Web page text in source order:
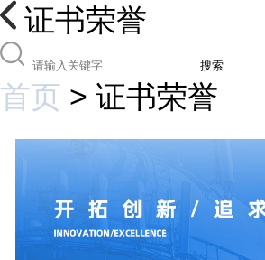
证书荣誉
搜索
首页 > 证书荣誉